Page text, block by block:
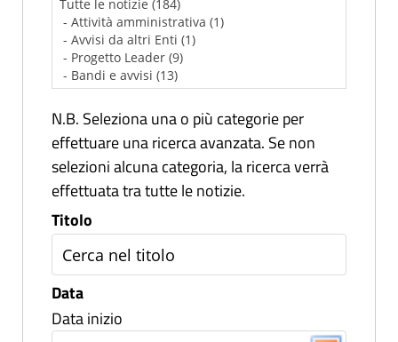
N.B. Seleziona una o più categorie per
effettuare una ricerca avanzata. Se non
selezioni alcuna categoria, la ricerca verrà
effettuata tra tutte le notizie.
Titolo
Data
Data inizio